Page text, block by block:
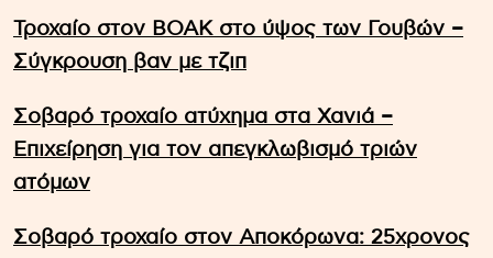
Τροχαίο στον ΒΟΑΚ στο ύψος των Γουβών –
Σύγκρουση βαν με τζιπ
Σοβαρό τροχαίο ατύχημα στα Χανιά –
Επιχείρηση για τον απεγκλωβισμό τριών
ατόμων
Σοβαρό τροχαίο στον Αποκόρωνα: 25χρονος